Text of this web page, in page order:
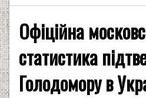
Офіційна
статистика
Голодомору в